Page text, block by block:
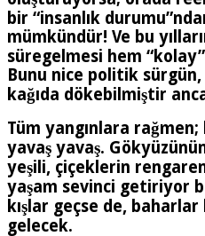
bir “insanlık
mümkündür! Ve bu
süregelmesi hem
Bunu nice politik sürgün,
kağıda dökebilmiştir
Tüm yangınlara
yavaş yavaş.
yeşili, çiçeklerin
yaşam sevinci getiriyor
kışlar geçse de,
gelecek.